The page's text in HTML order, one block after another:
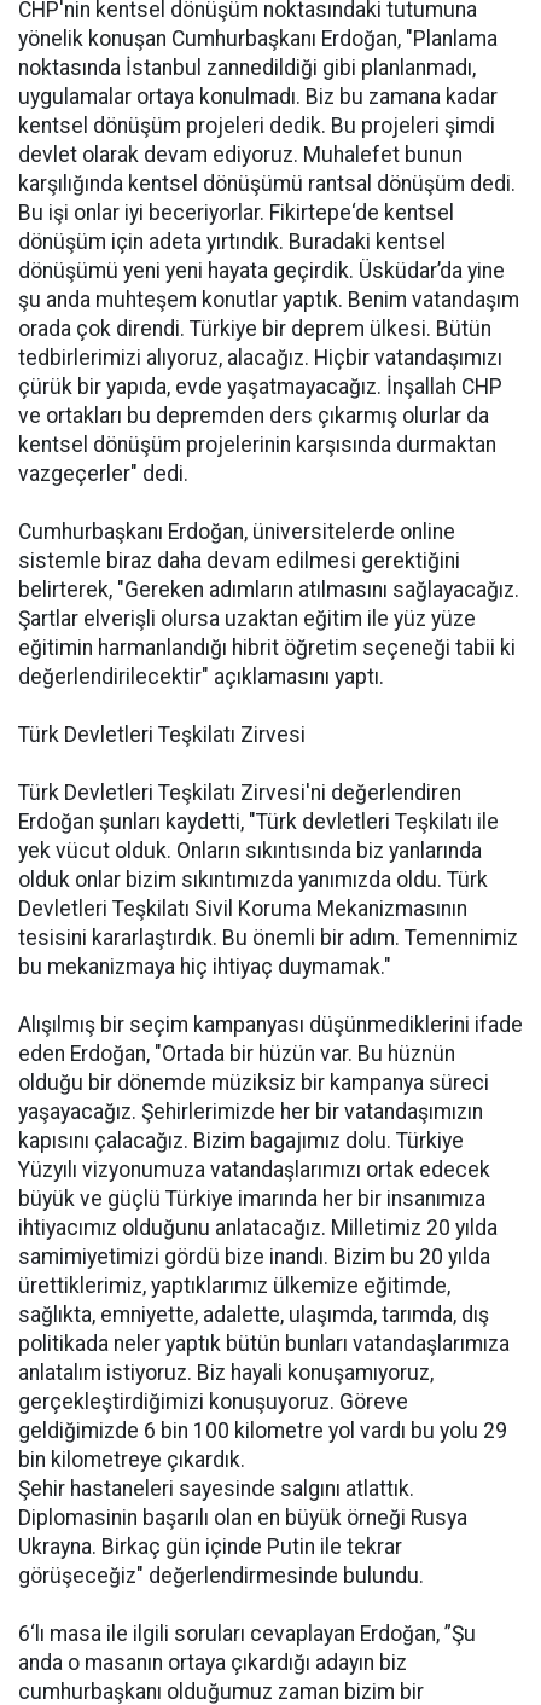
CHP'nin kentsel dönüşüm noktasındaki tutumuna
yönelik konuşan Cumhurbaşkanı Erdoğan, "Planlama
noktasında İstanbul zannedildiği gibi planlanmadı,
uygulamalar ortaya konulmadı. Biz bu zamana kadar
kentsel dönüşüm projeleri dedik. Bu projeleri şimdi
devlet olarak devam ediyoruz. Muhalefet bunun
karşılığında kentsel dönüşümü rantsal dönüşüm dedi.
Bu işi onlar iyi beceriyorlar. Fikirtepe‘de kentsel
dönüşüm için adeta yırtındık. Buradaki kentsel
dönüşümü yeni yeni hayata geçirdik. Üsküdar’da yine
şu anda muhteşem konutlar yaptık. Benim vatandaşım
orada çok direndi. Türkiye bir deprem ülkesi. Bütün
tedbirlerimizi alıyoruz, alacağız. Hiçbir vatandaşımızı
çürük bir yapıda, evde yaşatmayacağız. İnşallah CHP
ve ortakları bu depremden ders çıkarmış olurlar da
kentsel dönüşüm projelerinin karşısında durmaktan
vazgeçerler" dedi.
Cumhurbaşkanı Erdoğan, üniversitelerde online
sistemle biraz daha devam edilmesi gerektiğini
belirterek, "Gereken adımların atılmasını sağlayacağız.
Şartlar elverişli olursa uzaktan eğitim ile yüz yüze
eğitimin harmanlandığı hibrit öğretim seçeneği tabii ki
değerlendirilecektir" açıklamasını yaptı.
Türk Devletleri Teşkilatı Zirvesi
Türk Devletleri Teşkilatı Zirvesi'ni değerlendiren
Erdoğan şunları kaydetti, "Türk devletleri Teşkilatı ile
yek vücut olduk. Onların sıkıntısında biz yanlarında
olduk onlar bizim sıkıntımızda yanımızda oldu. Türk
Devletleri Teşkilatı Sivil Koruma Mekanizmasının
tesisini kararlaştırdık. Bu önemli bir adım. Temennimiz
bu mekanizmaya hiç ihtiyaç duymamak."
Alışılmış bir seçim kampanyası düşünmediklerini ifade
eden Erdoğan, "Ortada bir hüzün var. Bu hüznün
olduğu bir dönemde müziksiz bir kampanya süreci
yaşayacağız. Şehirlerimizde her bir vatandaşımızın
kapısını çalacağız. Bizim bagajımız dolu. Türkiye
Yüzyılı vizyonumuza vatandaşlarımızı ortak edecek
büyük ve güçlü Türkiye imarında her bir insanımıza
ihtiyacımız olduğunu anlatacağız. Milletimiz 20 yılda
samimiyetimizi gördü bize inandı. Bizim bu 20 yılda
ürettiklerimiz, yaptıklarımız ülkemize eğitimde,
sağlıkta, emniyette, adalette, ulaşımda, tarımda, dış
politikada neler yaptık bütün bunları vatandaşlarımıza
anlatalım istiyoruz. Biz hayali konuşamıyoruz,
gerçekleştirdiğimizi konuşuyoruz. Göreve
geldiğimizde 6 bin 100 kilometre yol vardı bu yolu 29
bin kilometreye çıkardık.
Şehir hastaneleri sayesinde salgını atlattık.
Diplomasinin başarılı olan en büyük örneği Rusya
Ukrayna. Birkaç gün içinde Putin ile tekrar
görüşeceğiz" değerlendirmesinde bulundu.
6‘lı masa ile ilgili soruları cevaplayan Erdoğan, ”Şu
anda o masanın ortaya çıkardığı adayın biz
cumhurbaşkanı olduğumuz zaman bizim bir